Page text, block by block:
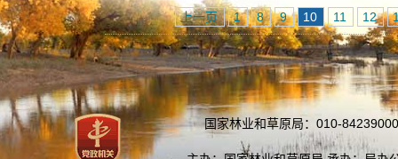
上一页 1 8 9 10 11 12
国家林业和草原局：010-